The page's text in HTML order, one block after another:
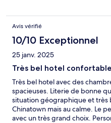
Avis vérifié
10/10 Exceptionnel
25 janv. 2025
Très bel hotel confortable
Très bel hotel avec des
spacieuses. Literie de bonne
situation géographique et très
Chinatown mais au calme. Le
avec un très grand choix.